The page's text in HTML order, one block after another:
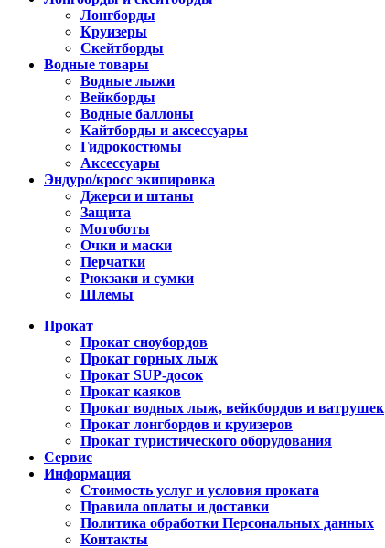
Лонгборды
Круизеры
Скейтборды
Водные товары
Водные лыжи
Вейкборды
Водные баллоны
Кайтборды и аксессуары
Гидрокостюмы
Аксессуары
Эндуро/кросс экипировка
Джерси и штаны
Защита
Мотоботы
Очки и маски
Перчатки
Рюкзаки и сумки
Шлемы
Прокат
Прокат сноубордов
Прокат горных лыж
Прокат SUP-досок
Прокат каяков
Прокат водных лыж, вейкбордов и ватрушек
Прокат лонгбордов и круизеров
Прокат туристического оборудования
Сервиc
Информация
Стоимость услуг и условия проката
Правила оплаты и доставки
Политика обработки Персональных данных
Контакты